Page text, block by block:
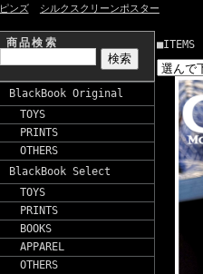
ピンズ
シルクスクリーンポスター
商品検索
BlackBook Original
TOYS
PRINTS
OTHERS
BlackBook Select
TOYS
PRINTS
BOOKS
APPAREL
OTHERS
■ITEMS